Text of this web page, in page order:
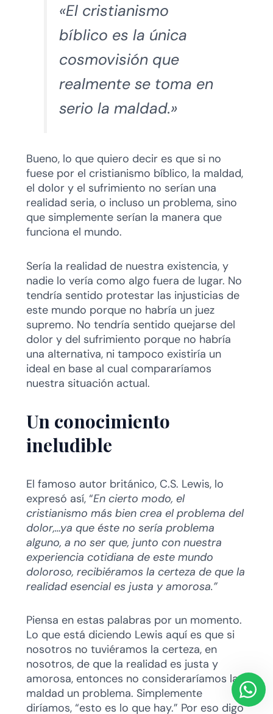
«El cristianismo
bíblico es la única
cosmovisión que
realmente se toma en
serio la maldad.»
Bueno, lo que quiero decir es que si no
fuese por el cristianismo bíblico, la maldad,
el dolor y el sufrimiento no serían una
realidad seria, o incluso un problema, sino
que simplemente serían la manera que
funciona el mundo.
Sería la realidad de nuestra existencia, y
nadie lo vería como algo fuera de lugar. No
tendría sentido protestar las injusticias de
este mundo porque no habría un juez
supremo. No tendría sentido quejarse del
dolor y del sufrimiento porque no habría
una alternativa, ni tampoco existiría un
ideal en base al cual compararíamos
nuestra situación actual.
Un conocimiento
ineludible
El famoso autor británico, C.S. Lewis, lo
expresó así, “En cierto modo, el
cristianismo más bien crea el problema del
dolor,…ya que éste no sería problema
alguno, a no ser que, junto con nuestra
experiencia cotidiana de este mundo
doloroso, recibiéramos la certeza de que la
realidad esencial es justa y amorosa.”
Piensa en estas palabras por un momento.
Lo que está diciendo Lewis aquí es que si
nosotros no tuviéramos la certeza, en
nosotros, de que la realidad es justa y
amorosa, entonces no consideraríamos la
maldad un problema. Simplemente
diríamos, “esto es lo que hay.” Por eso digo